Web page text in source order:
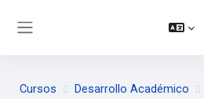
Cursos Desarrollo Académico